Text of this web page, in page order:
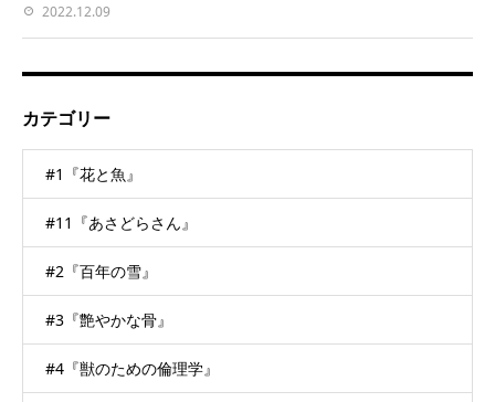
2022.12.09
カテゴリー
#1『花と魚』
#11『あさどらさん』
#2『百年の雪』
#3『艶やかな骨』
#4『獣のための倫理学』